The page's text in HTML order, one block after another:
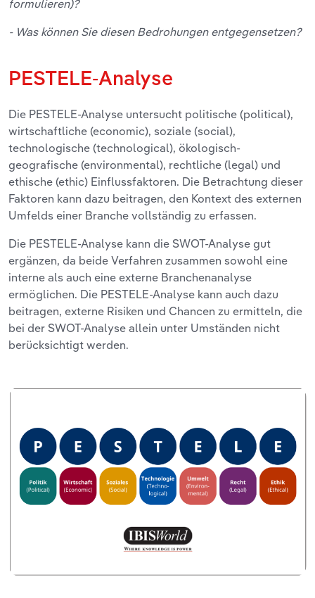
formulieren)?
- Was können Sie diesen Bedrohungen entgegensetzen?
PESTELE-Analyse
Die PESTELE-Analyse untersucht politische (political),
wirtschaftliche (economic), soziale (social),
technologische (technological), ökologisch-
geografische (environmental), rechtliche (legal) und
ethische (ethic) Einflussfaktoren. Die Betrachtung dieser
Faktoren kann dazu beitragen, den Kontext des externen
Umfelds einer Branche vollständig zu erfassen.
Die PESTELE-Analyse kann die SWOT-Analyse gut
ergänzen, da beide Verfahren zusammen sowohl eine
interne als auch eine externe Branchenanalyse
ermöglichen. Die PESTELE-Analyse kann auch dazu
beitragen, externe Risiken und Chancen zu ermitteln, die
bei der SWOT-Analyse allein unter Umständen nicht
berücksichtigt werden.